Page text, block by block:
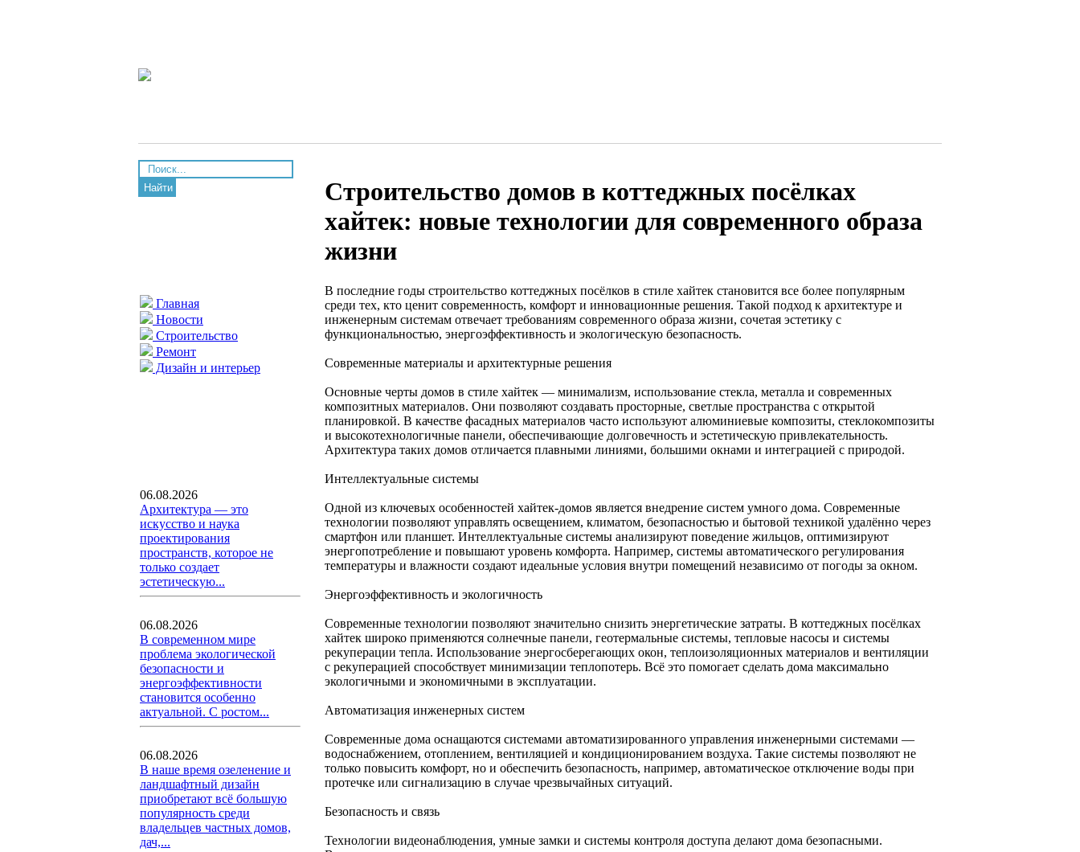
Найти
Главная
Новости
Строительство
Ремонт
Дизайн и интерьер
06.08.2026
Архитектура — это
искусство и наука
проектирования
пространств, которое не
только создает
эстетическую...
06.08.2026
В современном мире
проблема экологической
безопасности и
энергоэффективности
становится особенно
актуальной. С ростом...
06.08.2026
В наше время озеленение и
ландшафтный дизайн
приобретают всё большую
популярность среди
владельцев частных домов,
дач,...
Строительство домов в коттеджных посёлках
хайтек: новые технологии для современного образа
жизни
В последние годы строительство коттеджных посёлков в стиле хайтек становится все более популярным
среди тех, кто ценит современность, комфорт и инновационные решения. Такой подход к архитектуре и
инженерным системам отвечает требованиям современного образа жизни, сочетая эстетику с
функциональностью, энергоэффективность и экологическую безопасность.
Современные материалы и архитектурные решения
Основные черты домов в стиле хайтек — минимализм, использование стекла, металла и современных
композитных материалов. Они позволяют создавать просторные, светлые пространства с открытой
планировкой. В качестве фасадных материалов часто используют алюминиевые композиты, стеклокомпозиты
и высокотехнологичные панели, обеспечивающие долговечность и эстетическую привлекательность.
Архитектура таких домов отличается плавными линиями, большими окнами и интеграцией с природой.
Интеллектуальные системы
Одной из ключевых особенностей хайтек-домов является внедрение систем умного дома. Современные
технологии позволяют управлять освещением, климатом, безопасностью и бытовой техникой удалённо через
смартфон или планшет. Интеллектуальные системы анализируют поведение жильцов, оптимизируют
энергопотребление и повышают уровень комфорта. Например, системы автоматического регулирования
температуры и влажности создают идеальные условия внутри помещений независимо от погоды за окном.
Энергоэффективность и экологичность
Современные технологии позволяют значительно снизить энергетические затраты. В коттеджных посёлках
хайтек широко применяются солнечные панели, геотермальные системы, тепловые насосы и системы
рекуперации тепла. Использование энергосберегающих окон, теплоизоляционных материалов и вентиляции
с рекуперацией способствует минимизации теплопотерь. Всё это помогает сделать дома максимально
экологичными и экономичными в эксплуатации.
Автоматизация инженерных систем
Современные дома оснащаются системами автоматизированного управления инженерными системами —
водоснабжением, отоплением, вентиляцией и кондиционированием воздуха. Такие системы позволяют не
только повысить комфорт, но и обеспечить безопасность, например, автоматическое отключение воды при
протечке или сигнализацию в случае чрезвычайных ситуаций.
Безопасность и связь
Технологии видеонаблюдения, умные замки и системы контроля доступа делают дома безопасными.